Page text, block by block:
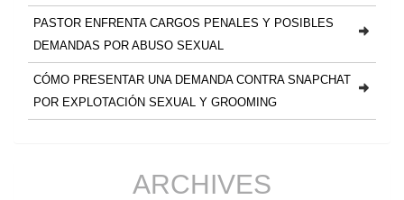
PASTOR ENFRENTA CARGOS PENALES Y POSIBLES
DEMANDAS POR ABUSO SEXUAL
CÓMO PRESENTAR UNA DEMANDA CONTRA SNAPCHAT
POR EXPLOTACIÓN SEXUAL Y GROOMING
ARCHIVES